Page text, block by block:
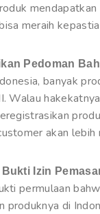
meraih
Pedoman
banyak
Walau
akan
Bukti Izin
permulaan
produknya di